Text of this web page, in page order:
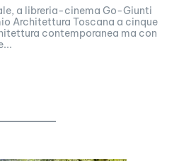
a libreria-cinema Go-Giunti
Architettura Toscana a cinque